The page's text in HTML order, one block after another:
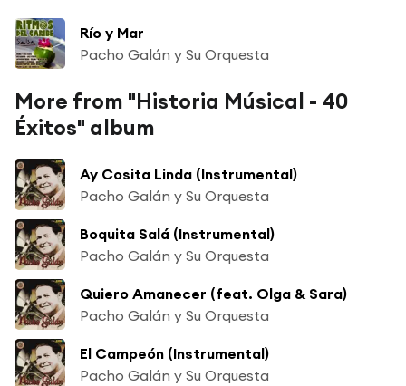
Río y Mar
Pacho Galán y Su Orquesta
More from "Historia Músical - 40
Éxitos" album
Ay Cosita Linda (Instrumental)
Pacho Galán y Su Orquesta
Boquita Salá (Instrumental)
Pacho Galán y Su Orquesta
Quiero Amanecer (feat. Olga & Sara)
Pacho Galán y Su Orquesta
El Campeón (Instrumental)
Pacho Galán y Su Orquesta